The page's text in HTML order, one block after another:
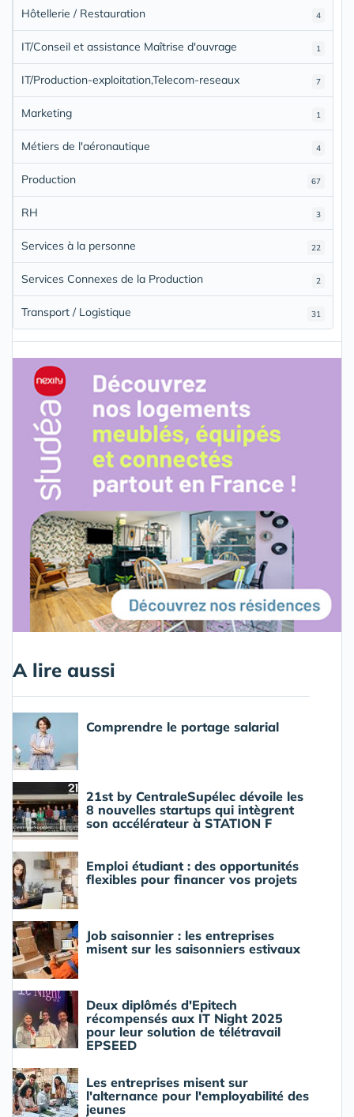
4
Hôtellerie / Restauration
1
IT/Conseil et assistance Maîtrise d'ouvrage
7
IT/Production-exploitation,Telecom-reseaux
1
Marketing
4
Métiers de l'aéronautique
67
Production
3
RH
22
Services à la personne
2
Services Connexes de la Production
31
Transport / Logistique
A lire aussi
Comprendre le portage salarial
21st by CentraleSupélec dévoile les
8 nouvelles startups qui intègrent
son accélérateur à STATION F
Emploi étudiant : des opportunités
flexibles pour financer vos projets
Job saisonnier : les entreprises
misent sur les saisonniers estivaux
Deux diplômés d'Epitech
récompensés aux IT Night 2025
pour leur solution de télétravail
EPSEED
Les entreprises misent sur
l'alternance pour l'employabilité des
jeunes